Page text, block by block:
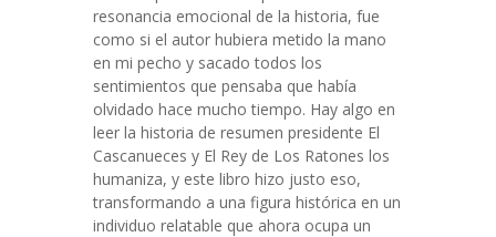
resonancia emocional de la historia, fue
como si el autor hubiera metido la mano
en mi pecho y sacado todos los
sentimientos que pensaba que había
olvidado hace mucho tiempo. Hay algo en
leer la historia de resumen presidente El
Cascanueces y El Rey de Los Ratones los
humaniza, y este libro hizo justo eso,
transformando a una figura histórica en un
individuo relatable que ahora ocupa un